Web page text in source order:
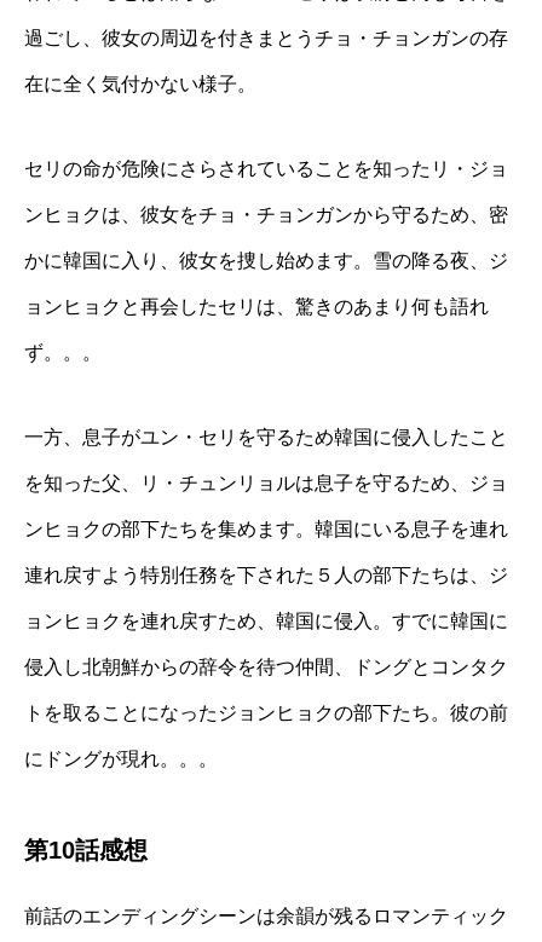
過ごし、彼女の周辺を付きまとうチョ・チョンガンの存
在に全く気付かない様子。
セリの命が危険にさらされていることを知ったリ・ジョ
ンヒョクは、彼女をチョ・チョンガンから守るため、密
かに韓国に入り、彼女を捜し始めます。雪の降る夜、ジ
ョンヒョクと再会したセリは、驚きのあまり何も語れ
ず。。。
一方、息子がユン・セリを守るため韓国に侵入したこと
を知った父、リ・チュンリョルは息子を守るため、ジョ
ンヒョクの部下たちを集めます。韓国にいる息子を連れ
連れ戻すよう特別任務を下された５人の部下たちは、ジ
ョンヒョクを連れ戻すため、韓国に侵入。すでに韓国に
侵入し北朝鮮からの辞令を待つ仲間、ドングとコンタク
トを取ることになったジョンヒョクの部下たち。彼の前
にドングが現れ。。。
第10話感想
前話のエンディングシーンは余韻が残るロマンティック